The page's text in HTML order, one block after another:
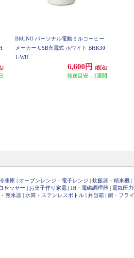
)
BRUNO パーソナル電動ミルコーヒー
メーカー USB充電式 ホワイト BHK30
1-WH
6,600円 (税込)
発送目安：3週間
凍庫 | オーブンレンジ・電子レンジ | 炊飯器・精米機 |
セッサー | お菓子作り家電 | IH・電磁調理器 | 電気圧
整水器 | 水筒・ステンレスボトル | 弁当箱 | 鍋・フラ